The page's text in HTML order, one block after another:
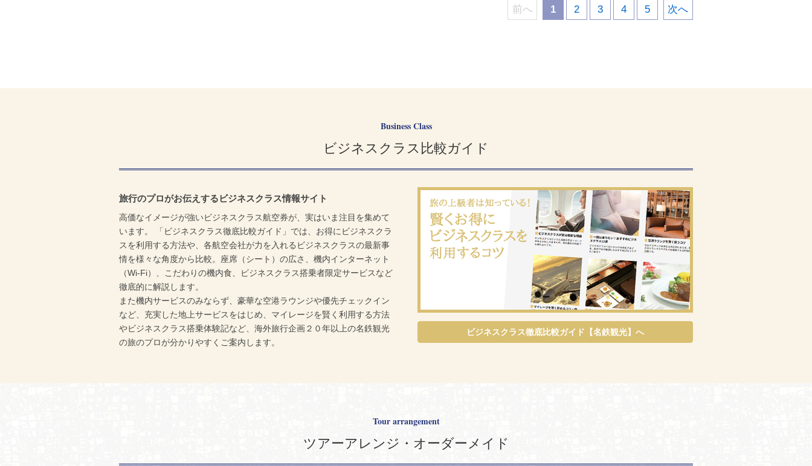
前へ 1 2 3 4 5 次へ
Business Class
ビジネスクラス比較ガイド
旅行のプロがお伝えするビジネスクラス情報サイト
高価なイメージが強いビジネスクラス航空券が、実はいま注目を集めて
います。 「ビジネスクラス徹底比較ガイド」では、お得にビジネスクラ
スを利用する方法や、各航空会社が力を入れるビジネスクラスの最新事
情を様々な角度から比較。座席（シート）の広さ、機内インターネット
（Wi-Fi）、こだわりの機内食、ビジネスクラス搭乗者限定サービスなど
徹底的に解説します。
また機内サービスのみならず、豪華な空港ラウンジや優先チェックイン
など、充実した地上サービスをはじめ、マイレージを賢く利用する方法
やビジネスクラス搭乗体験記など、海外旅行企画２０年以上の名鉄観光
の旅のプロが分かりやすくご案内します。
ビジネスクラス徹底比較ガイド【名鉄観光】へ
Tour arrangement
ツアーアレンジ・オーダーメイド